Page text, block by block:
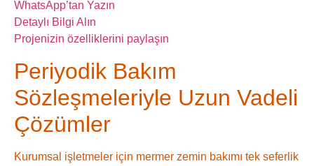
WhatsApp’tan Yazın
Detaylı Bilgi Alın
Projenizin özelliklerini paylaşın
Periyodik Bakım
Sözleşmeleriyle Uzun Vadeli
Çözümler
Kurumsal işletmeler için mermer zemin bakımı tek seferlik